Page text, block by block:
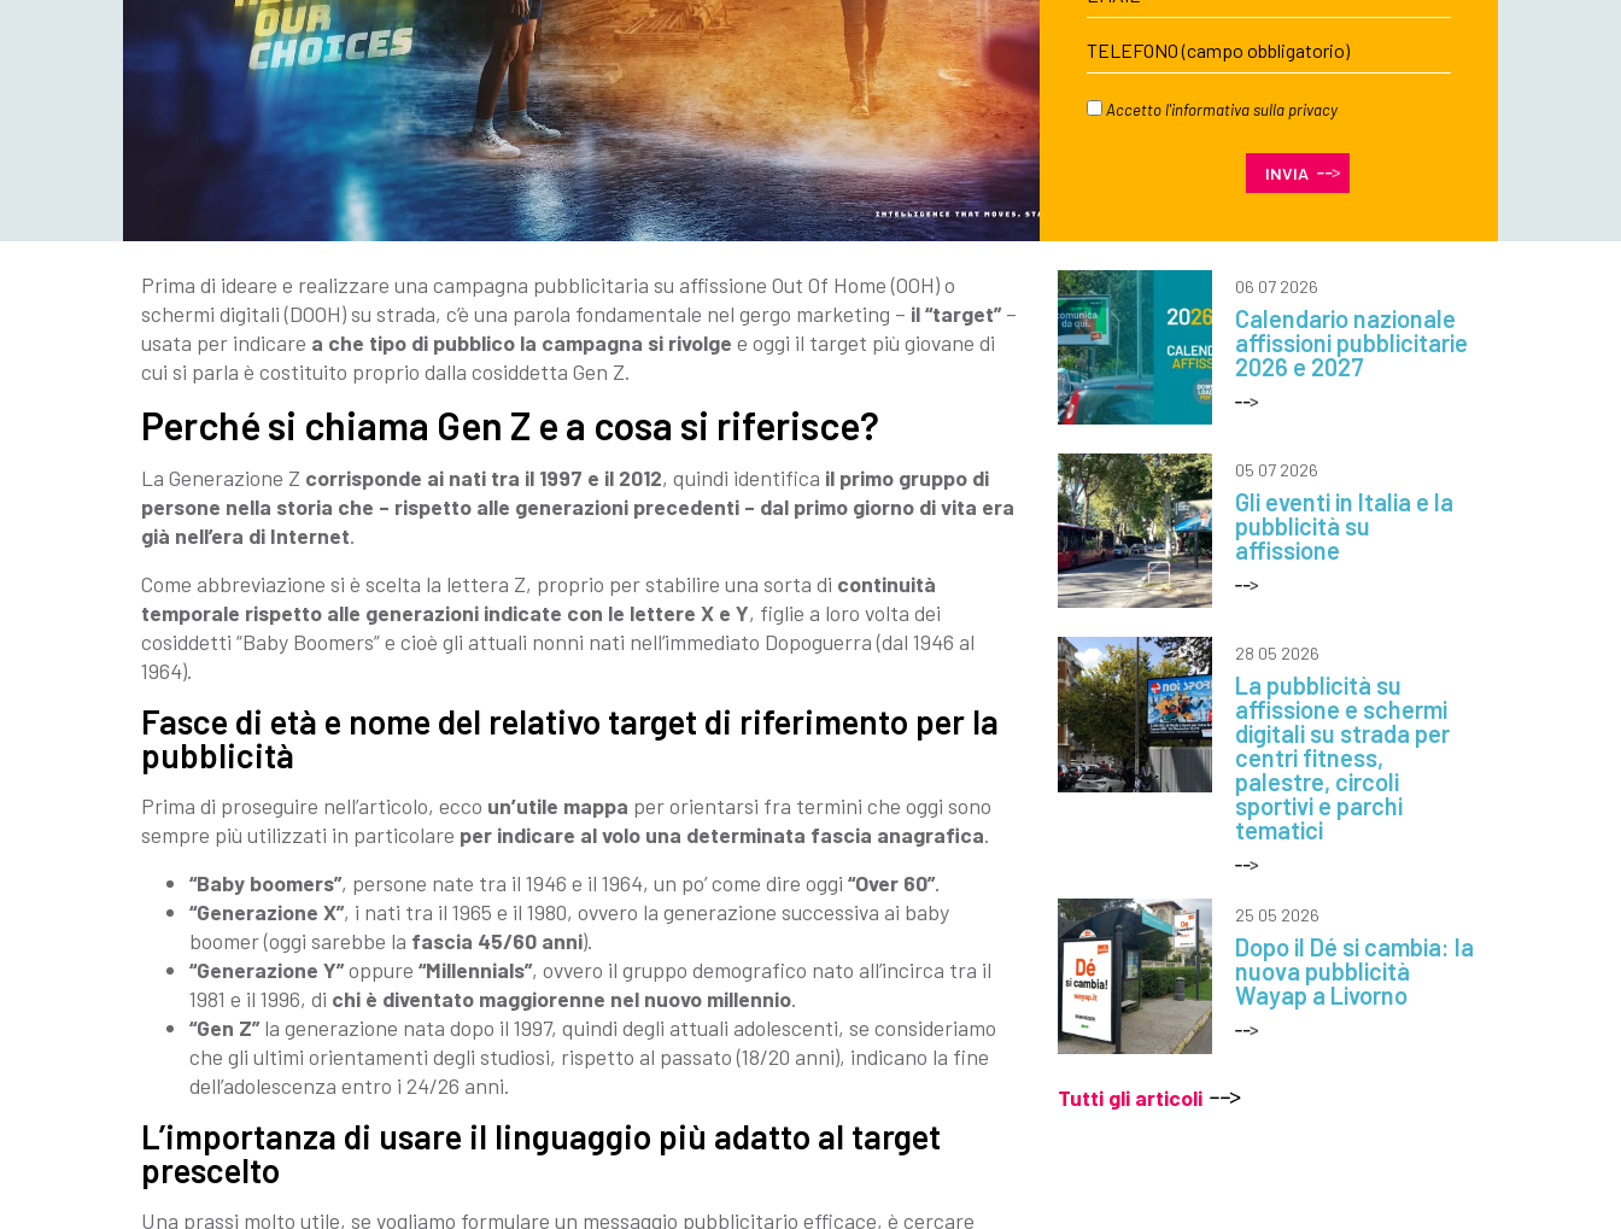
Accetto l'informativa sulla privacy
Prima di ideare e realizzare una campagna pubblicitaria su affissione Out Of Home (OOH) o
schermi digitali (DOOH) su strada, c’è una parola fondamentale nel gergo marketing – il “target”–
usata per indicare a che tipo di pubblico la campagna si rivolge e oggi il target più giovane di
cui si parla è costituito proprio dalla cosiddetta Gen Z.
Perché si chiama Gen Z e a cosa si riferisce?
La Generazione Z corrisponde ai nati tra il 1997 e il 2012, quindi identifica il primo gruppo di
persone nella storia che – rispetto alle generazioni precedenti – dal primo giorno di vita era
già nell’era di Internet.
Come abbreviazione si è scelta la lettera Z, proprio per stabilire una sorta di continuità
temporale rispetto alle generazioni indicate con le lettere X e Y, figlie a loro volta dei
cosiddetti “Baby Boomers” e cioè gli attuali nonni nati nell’immediato Dopoguerra (dal 1946 al
1964).
Fasce di età e nome del relativo target di riferimento per la
pubblicità
Prima di proseguire nell’articolo, ecco un’utile mappa per orientarsi fra termini che oggi sono
sempre più utilizzati in particolare per indicare al volo una determinata fascia anagrafica.
“Baby boomers”, persone nate tra il 1946 e il 1964, un po’ come dire oggi “Over 60”.
“Generazione X”, i nati tra il 1965 e il 1980, ovvero la generazione successiva ai baby
boomer (oggi sarebbe la fascia 45/60 anni).
“Generazione Y”oppure “Millennials”, ovvero il gruppo demografico nato all’incirca tra il
1981 e il 1996, di chi è diventato maggiorenne nel nuovo millennio.
“Gen Z”la generazione nata dopo il 1997, quindi degli attuali adolescenti, se consideriamo
che gli ultimi orientamenti degli studiosi, rispetto al passato (18/20 anni), indicano la fine
dell’adolescenza entro i 24/26 anni.
L’importanza di usare il linguaggio più adatto al target
prescelto
Una prassi molto utile, se vogliamo formulare un messaggio pubblicitario efficace, è cercare
06 07 2026
Calendario nazionale
affissioni pubblicitarie
2026 e 2027
05 07 2026
Gli eventi in Italia e la
pubblicità su
affissione
28 05 2026
La pubblicità su
affissione e schermi
digitali su strada per
centri fitness,
palestre, circoli
sportivi e parchi
tematici
25 05 2026
Dopo il Dé si cambia: la
nuova pubblicità
Wayap a Livorno
Tutti gli articoli